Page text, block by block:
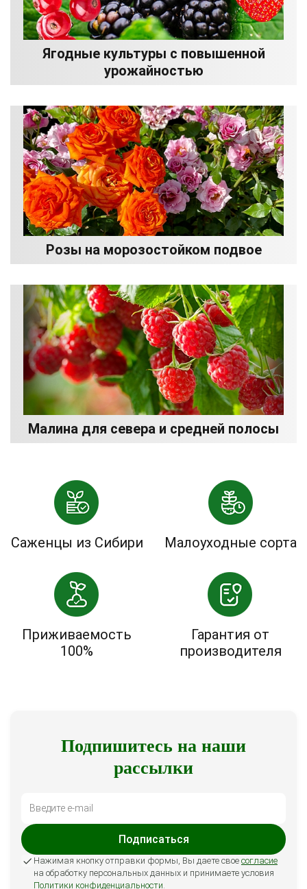
Ягодные культуры с повышенной
урожайностью
Розы на морозостойком подвое
Малина для севера и средней полосы
Саженцы из Сибири Малоуходные сорта
Приживаемость
100%
Гарантия от
производителя
Подпишитесь на наши
рассылки
Подписаться
Нажимая кнопку отправки формы, Вы даете свое согласие
на обработку персональных данных и принимаете условия
Политики конфиденциальности.